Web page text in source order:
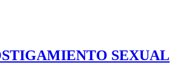
SEXUAL